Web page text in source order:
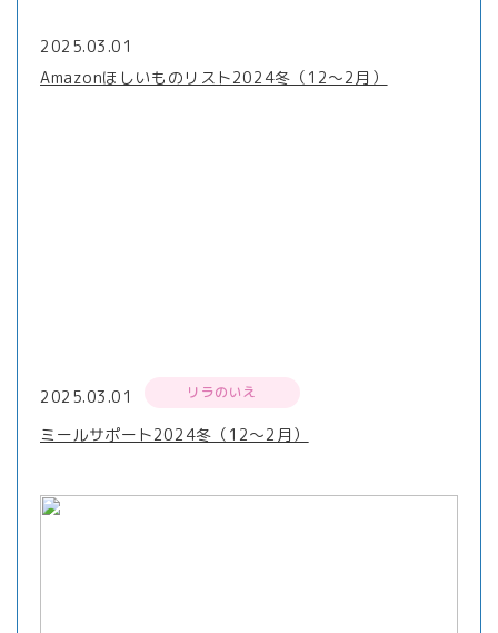
2025.03.01
Amazonほしいものリスト2024冬（12～2月）
2025.03.01 リラのいえ
ミールサポート2024冬（12～2月）